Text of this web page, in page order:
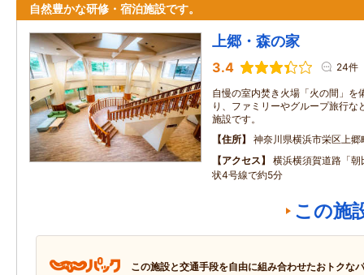
自然豊かな研修・宿泊施設です。
上郷・森の家
3.4 24件
自慢の室内焚き火場「火の間」を
り、ファミリーやグループ旅行な
施設です。
住所
神奈川県横浜市栄区上
アクセス
横浜横須賀道路「
状4号線で約5分
この施
この施設と交通手段を自由に組み合わせたおトクな